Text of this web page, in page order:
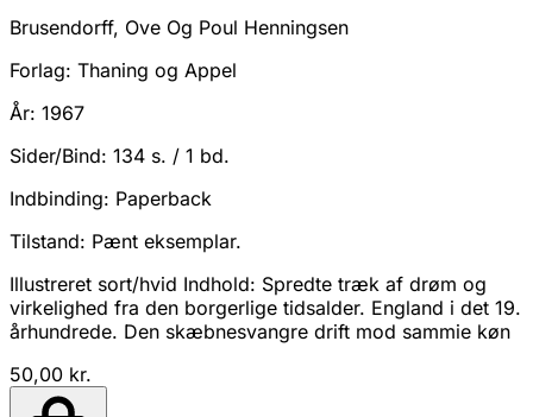
Brusendorff, Ove Og Poul Henningsen
Forlag: Thaning og Appel
År: 1967
Sider/Bind: 134 s. / 1 bd.
Indbinding: Paperback
Tilstand: Pænt eksemplar.
Illustreret sort/hvid Indhold: Spredte træk af drøm og
virkelighed fra den borgerlige tidsalder. England i det 19.
århundrede. Den skæbnesvangre drift mod sammie køn
50,00 kr.